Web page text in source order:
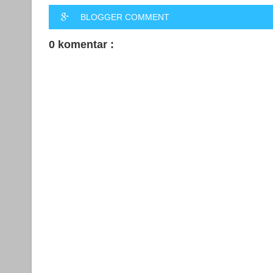
BLOGGER COMMENT
0 komentar :